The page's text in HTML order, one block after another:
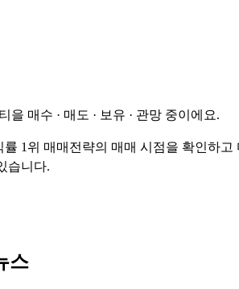
을 매수 · 매도 · 보유 · 관망중이에요.
1위 매매전략의 매매 시점을 확인하고
습니다.
스